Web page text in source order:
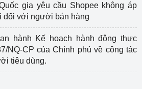
gia yêu cầu Shopee không áp
đối với người bán hàng
hành Kế hoạch hành động thực
NQ-CP của Chính phủ về công tác
tiêu dùng.